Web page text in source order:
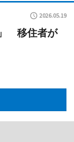
2026.05.19
移住者が